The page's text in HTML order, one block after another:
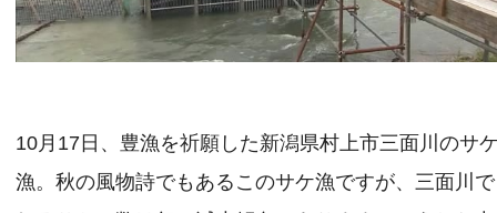
10月17日、豊漁を祈願した新潟県村上市三面川のサ
漁。秋の風物詩でもあるこのサケ漁ですが、三面川